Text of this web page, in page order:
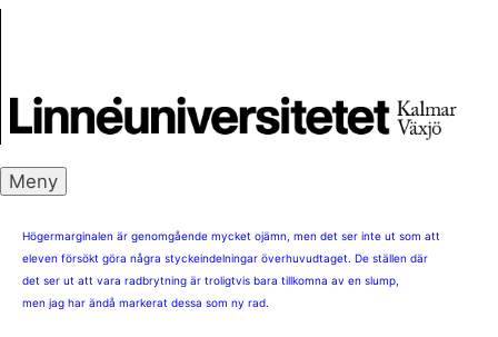
Meny
Högermarginalen är genomgående mycket ojämn, men det ser inte ut som att
eleven försökt göra några styckeindelningar överhuvudtaget. De ställen där
det ser ut att vara radbrytning är troligtvis bara tillkomna av en slump,
men jag har ändå markerat dessa som ny rad.